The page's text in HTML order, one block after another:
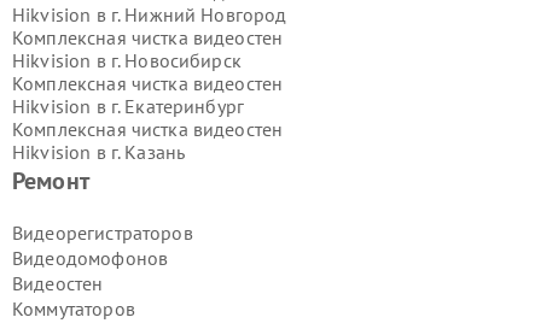
Ремонт
Видеорегистраторов
Видеодомофонов
Видеостен
Коммутаторов
Hikvision в г. Нижний Новгород
Комплексная чистка видеостен
Hikvision в г. Новосибирск
Комплексная чистка видеостен
Hikvision в г. Екатеринбург
Комплексная чистка видеостен
Hikvision в г. Казань
Комплексная чистка видеостен
Комплексная чистка видеостен
Hikvision в г.Волгоград
Комплексная чистка видеостен
Hikvision в г.
Комплексная чистка видеостен